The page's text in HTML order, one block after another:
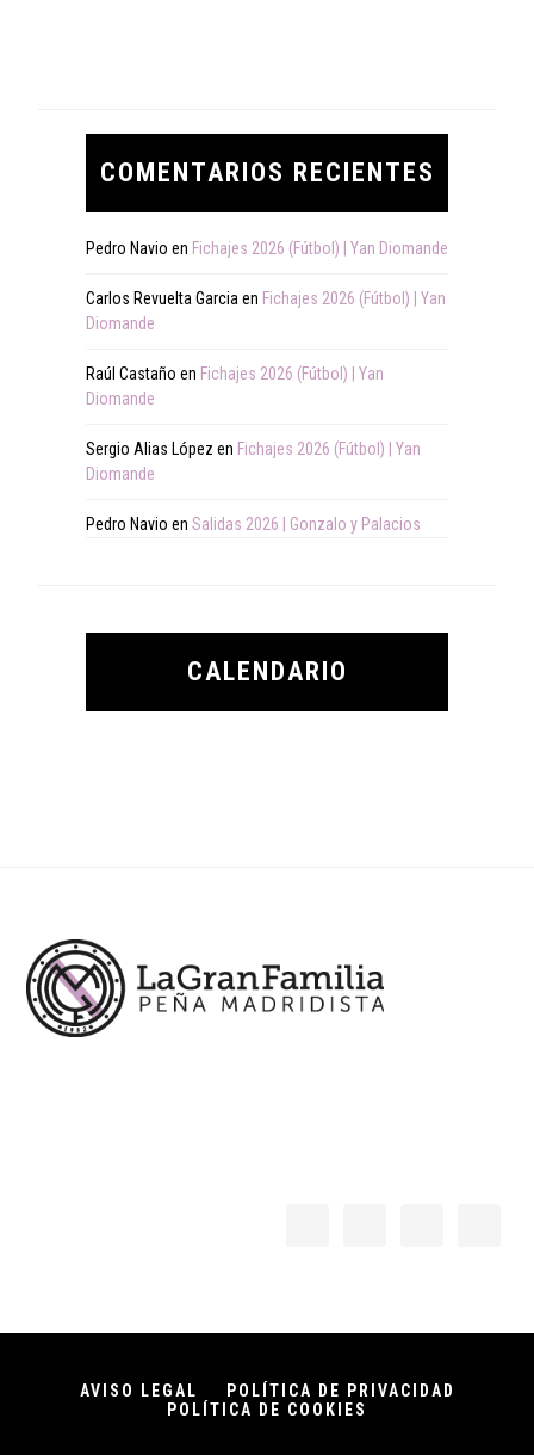
COMENTARIOS RECIENTES
Pedro Navio en Fichajes 2026 (Fútbol) | Yan Diomande
Carlos Revuelta Garcia en Fichajes 2026 (Fútbol) | Yan
Diomande
Raúl Castaño en Fichajes 2026 (Fútbol) | Yan
Diomande
Sergio Alias López en Fichajes 2026 (Fútbol) | Yan
Diomande
Pedro Navio en Salidas 2026 | Gonzalo y Palacios
CALENDARIO
AVISO LEGAL
POLÍTICA DE PRIVACIDAD
POLÍTICA DE COOKIES